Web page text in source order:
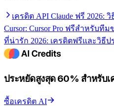
เครดิต API Claude ฟรี 2026:
Cursor: Cursor Pro ฟรีสำหรับที
ที่น่ารัก 2026: เครดิตฟรีและวิธีป
ประหยัดสูงสุด 60% สำหรับเ
ซื้อเครดิต AI